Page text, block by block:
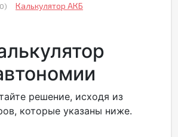
Калькулятор АКБ
решение, исходя из
которые указаны ниже.